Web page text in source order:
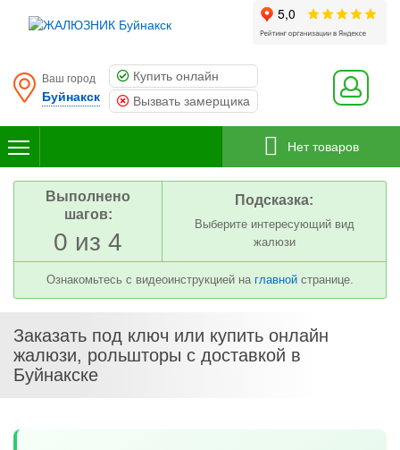
Ваш город
Буйнакск
Купить онлайн
Вызвать замерщика
Нет товаров
Выполнено
шагов:
0 из 4
Подсказка:
Выберите интересующий вид
жалюзи
Ознакомьтесь с видеоинструкцией на главной странице.
Заказать под ключ или купить онлайн
жалюзи, рольшторы с доставкой в
Буйнакске